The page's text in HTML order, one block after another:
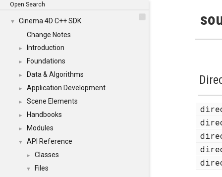
Open Search
▼
Cinema 4D C++ SDK
Change Notes
► Introduction
► Foundations
► Data & Algorithms
► Application Development
► Scene Elements
► Handbooks
► Modules
▼ API Reference
► Classes
▼ Files